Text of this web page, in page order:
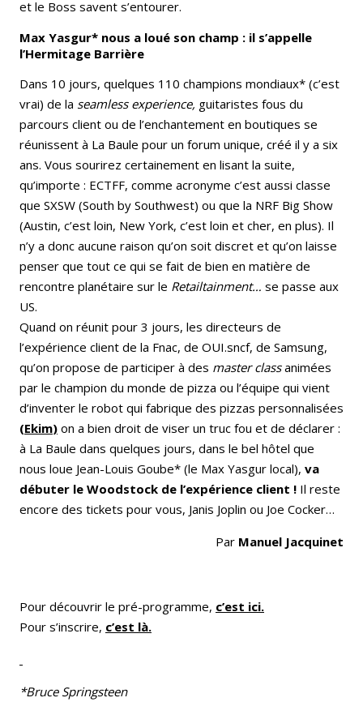
et le Boss savent s’entourer.
Max Yasgur* nous a loué son champ : il s’appelle
l’Hermitage Barrière
Dans 10 jours, quelques 110 champions mondiaux* (c’est
vrai) de la seamless experience, guitaristes fous du
parcours client ou de l’enchantement en boutiques se
réunissent à La Baule pour un forum unique, créé il y a six
ans. Vous sourirez certainement en lisant la suite,
qu’importe : ECTFF, comme acronyme c’est aussi classe
que SXSW (South by Southwest) ou que la NRF Big Show
(Austin, c’est loin, New York, c’est loin et cher, en plus). Il
n’y a donc aucune raison qu’on soit discret et qu’on laisse
penser que tout ce qui se fait de bien en matière de
rencontre planétaire sur le Retailtainment… se passe aux
US.
Quand on réunit pour 3 jours, les directeurs de
l’expérience client de la Fnac, de OUI.sncf, de Samsung,
qu’on propose de participer à des master classanimées
par le champion du monde de pizza ou l’équipe qui vient
d’inventer le robot qui fabrique des pizzas personnalisées
(Ekim) on a bien droit de viser un truc fou et de déclarer :
à La Baule dans quelques jours, dans le bel hôtel que
nous loue Jean-Louis Goube* (le Max Yasgur local), va
débuter le Woodstock de l’expérience client ! Il reste
encore des tickets pour vous, Janis Joplin ou Joe Cocker…
Par Manuel Jacquinet
Pour découvrir le pré-programme, c’est ici.
Pour s’inscrire, c’est là.
*Bruce Springsteen